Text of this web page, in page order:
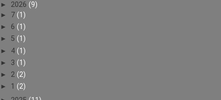
► 2026 (9)
► 7 (1)
► 6 (1)
► 5 (1)
► 4 (1)
► 3 (1)
► 2 (2)
► 1 (2)